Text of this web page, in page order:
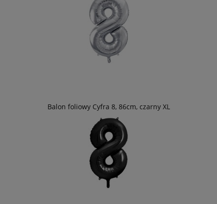
Balon foliowy Cyfra 8, 86cm, czarny XL